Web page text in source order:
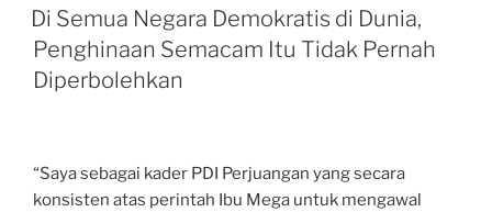
TV:
Kritik
Memberi
dengan
Memaki
ON
Di Semua Negara Demokratis di Dunia,
Penghinaan Semacam Itu Tidak Pernah
Diperbolehkan
“Saya sebagai kader PDI Perjuangan yang secara
konsisten atas perintah Ibu Mega untuk mengawal